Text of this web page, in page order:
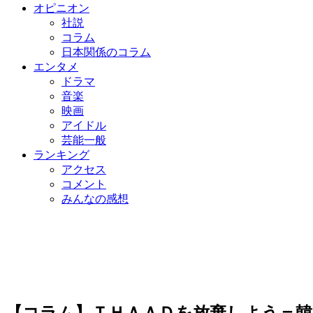
オピニオン
社説
コラム
日本関係のコラム
エンタメ
ドラマ
音楽
映画
アイドル
芸能一般
ランキング
アクセス
コメント
みんなの感想